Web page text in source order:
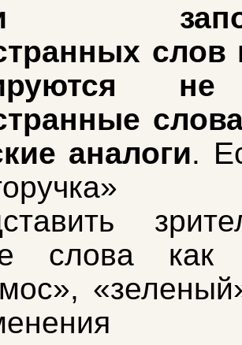
слов
не
аналоги.
слова как